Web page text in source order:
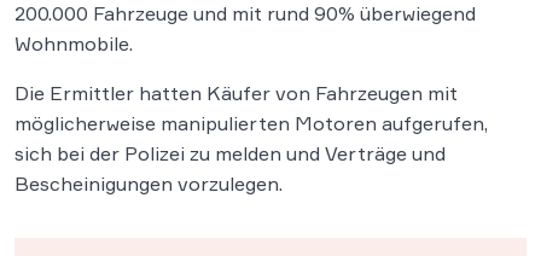
200.000 Fahrzeuge und mit rund 90% überwiegend
Wohnmobile.
Die Ermittler hatten Käufer von Fahrzeugen mit
möglicherweise manipulierten Motoren aufgerufen,
sich bei der Polizei zu melden und Verträge und
Bescheinigungen vorzulegen.